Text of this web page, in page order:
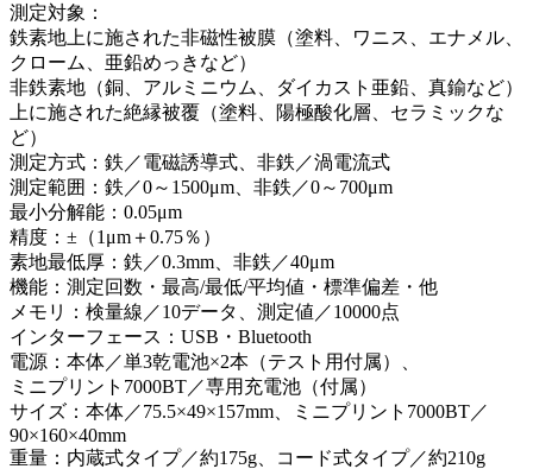
測定対象：
鉄素地上に施された非磁性被膜（塗料、ワニス、エナメル、
クローム、亜鉛めっきなど）
非鉄素地（銅、アルミニウム、ダイカスト亜鉛、真鍮など）
上に施された絶縁被覆（塗料、陽極酸化層、セラミックな
ど）
測定方式：鉄／電磁誘導式、非鉄／渦電流式
測定範囲：鉄／0～1500μm、非鉄／0～700μm
最小分解能：0.05μm
精度：±（1μm＋0.75％）
素地最低厚：鉄／0.3mm、非鉄／40μm
機能：測定回数・最高/最低/平均値・標準偏差・他
メモリ：検量線／10データ、測定値／10000点
インターフェース：USB・Bluetooth
電源：本体／単3乾電池×2本（テスト用付属）、
ミニプリント7000BT／専用充電池（付属）
サイズ：本体／75.5×49×157mm、ミニプリント7000BT／
90×160×40mm
重量：内蔵式タイプ／約175g、コード式タイプ／約210g